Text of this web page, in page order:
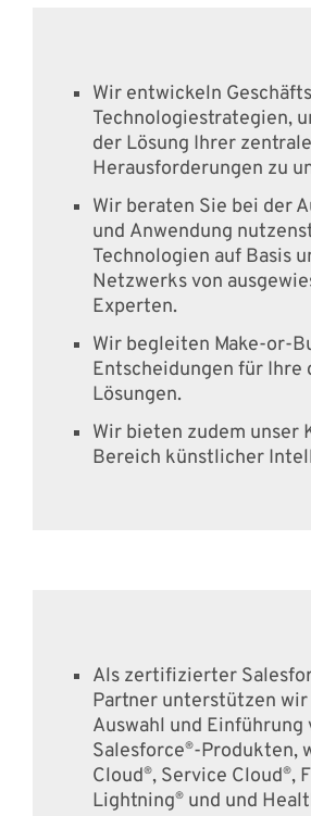
Wir entwickeln
Technologiestrategien,
der Lösung Ihrer
Herausforderungen zu
Wir beraten Sie bei der
und Anwendung
Technologien auf Basis
Netzwerks von
Experten.
Wir begleiten Make-or-
Entscheidungen für Ihre
Lösungen.
Wir bieten zudem unser
Bereich künstlicher
Als zertifizierter
Partner unterstützen
Auswahl und Einführung
Salesforce®-Produkten,
Cloud®, Service Cloud®,
Lightning® und und